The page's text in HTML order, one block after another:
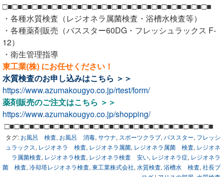
□■□■□■□■□■□■□■□■□■□■□■□■□■□■□■□■□■□■□■□■□■
・各種水質検査（レジオネラ属菌検査・浴槽水検査等）
・各種薬剤販売（バススター60DG・フレッシュラックス F-
12）
・衛生管理指導
東工業(株) にお任せください！
水質検査のお申し込みはこちら ＞＞
https://www.azumakougyo.co.jp/rtest/form/
薬剤販売のご注文はこちら ＞＞
https://www.azumakougyo.co.jp/shopping/
□■□■□■□■□■□■□■□■□■□■□■□■□■□■□■□■□■□■□■□■□■
タグ: お風呂 検査, お風呂 消毒, サウナ, スポーツクラブ, バススター, フレッシ
ュラックス, レジオネラ 検査, レジオネラ属菌, レジオネラ属菌 検査, レジオネ
ラ属菌検査, レジオネラ検査, レジオネラ検査 安い, レジオネラ症, レジオネラ
菌 検査, 冷却塔レジオネラ検査, 東工業株式会社, 水質検査, 浴槽水 検査, 社長ブ